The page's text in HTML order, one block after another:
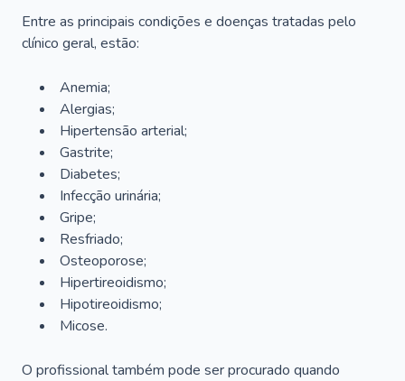
Entre as principais condições e doenças tratadas pelo
clínico geral, estão:
Anemia;
Alergias;
Hipertensão arterial;
Gastrite;
Diabetes;
Infecção urinária;
Gripe;
Resfriado;
Osteoporose;
Hipertireoidismo;
Hipotireoidismo;
Micose.
O profissional também pode ser procurado quando